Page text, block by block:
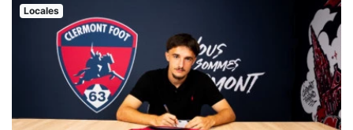
Locales